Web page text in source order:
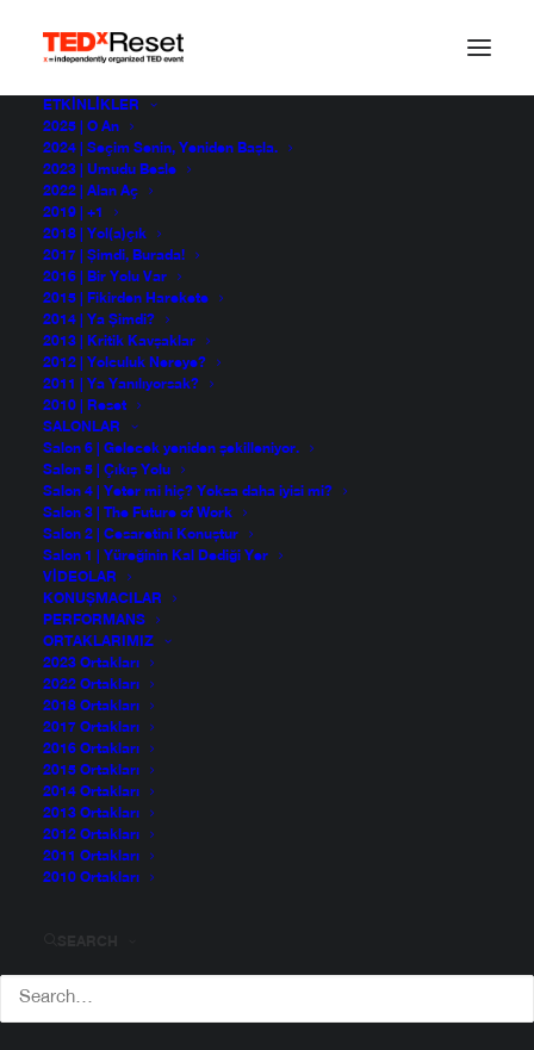
ETKINLIKLER
2025 | O An
2024 | Seçim Senin, Yeniden Başla.
2023 | Umudu Besle
2022 | Alan Aç
2019 | +1
2018 | Yol(a)çık
2017 | Şimdi, Burada!
2016 | Bir Yolu Var
2015 | Fikirden Harekete
2014 | Ya Şimdi?
2013 | Kritik Kavşaklar
2012 | Yolculuk Nereye?
2011 | Ya Yanılıyorsak?
2010 | Reset
SALONLAR
Salon 6 | Gelecek yeniden şekilleniyor.
Salon 5 | Çıkış Yolu
Salon 4 | Yeter mi hiç? Yoksa daha iyisi mi?
Salon 3 | The Future of Work
Salon 2 | Cesaretini Konuştur
Salon 1 | Yüreğinin Kal Dediği Yer
VIDEOLAR
KONUŞMACILAR
PERFORMANS
ORTAKLARIMIZ
2023 Ortakları
2022 Ortakları
2018 Ortakları
2017 Ortakları
2016 Ortakları
2015 Ortakları
2014 Ortakları
2013 Ortakları
2012 Ortakları
2011 Ortakları
2010 Ortakları
1964 yılında, eğitimli bir ailenin çocuğu olarak; Boğaz’da
bir yalıda doğdum. Etiler Lisesi’nde okurken, yasadışı